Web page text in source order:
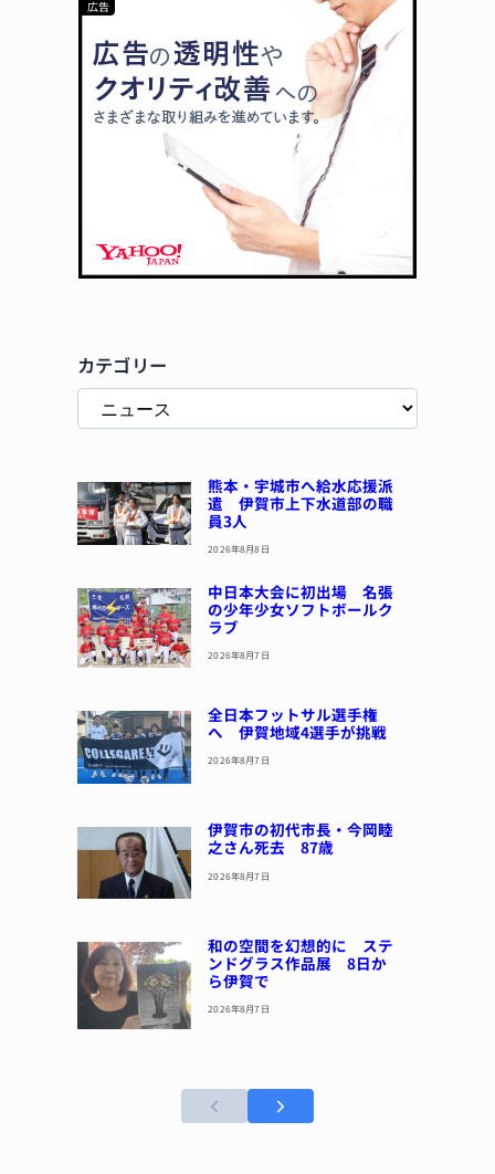
カテゴリー
熊本・宇城市へ給水応援派
遣 伊賀市上下水道部の職
員3人
2026年8月8日
中日本大会に初出場 名張
の少年少女ソフトボールク
ラブ
2026年8月7日
全日本フットサル選手権
へ 伊賀地域4選手が挑戦
2026年8月7日
伊賀市の初代市長・今岡睦
之さん死去 87歳
2026年8月7日
和の空間を幻想的に ステ
ンドグラス作品展 8日か
ら伊賀で
2026年8月7日